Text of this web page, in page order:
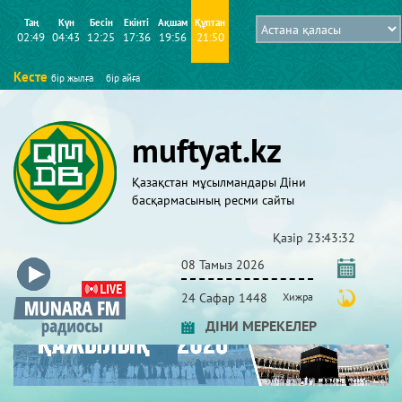
Таң
02:49
Күн
04:43
Бесін
12:25
Екінті
17:36
Ақшам
19:56
Құптан
21:50
Кесте бір жылға бір айға
muftyat.kz
Қазақстан мұсылмандары Діни
басқармасының ресми сайты
Қазір 23:43:33
08 Тамыз 2026
24 Сафар 1448 Хижра
ДІНИ МЕРЕКЕЛЕР